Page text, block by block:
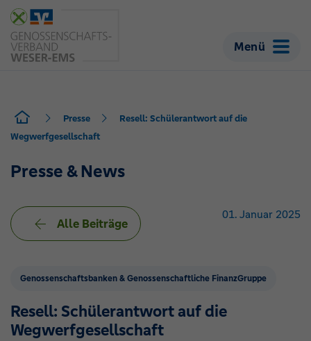
Menü
Presse
Resell: Schülerantwort auf die
Wegwerfgesellschaft
Presse & News
Alle Beiträge
01. Januar 2025
Genossenschaftsbanken & Genossenschaftliche FinanzGruppe
Resell: Schülerantwort auf die
Wegwerfgesellschaft